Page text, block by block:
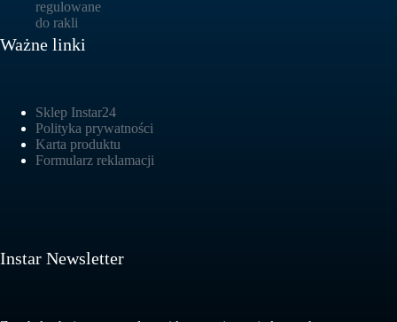
Ważne linki
Sklep Instar24
Polityka prywatności
Karta produktu
Formularz reklamacji
Instar Newsletter